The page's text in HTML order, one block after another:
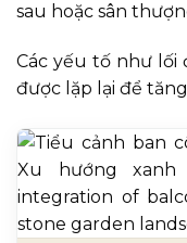
sau hoặc sân
Các yếu tố như lối
được lặp lại để